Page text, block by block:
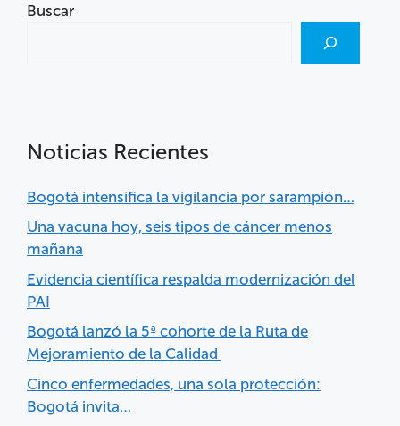
Buscar
Noticias Recientes
Bogotá intensifica la vigilancia por sarampión…
Una vacuna hoy, seis tipos de cáncer menos
mañana
Evidencia científica respalda modernización del
PAI
Bogotá lanzó la 5ª cohorte de la Ruta de
Mejoramiento de la Calidad
Cinco enfermedades, una sola protección:
Bogotá invita…